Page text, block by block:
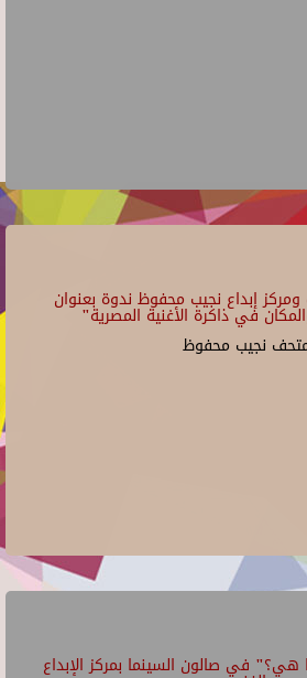
إبداع نجيب محفوظ ندوة بعنوان
في ذاكرة الأغنية المصرية"
نجيب محفوظ
هي؟" في صالون السينما بمركز الإبداع